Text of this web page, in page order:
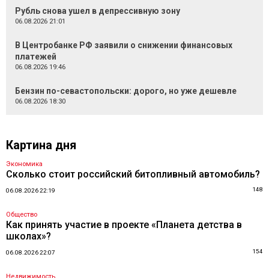
Рубль снова ушел в депрессивную зону
06.08.2026 21:01
В Центробанке РФ заявили о снижении финансовых
платежей
06.08.2026 19:46
Бензин по-севастопольски: дорого, но уже дешевле
06.08.2026 18:30
Картина дня
Экономика
Сколько стоит российский битопливный автомобиль?
06.08.2026 22:19 148
Общество
Как принять участие в проекте «Планета детства в
школах»?
06.08.2026 22:07 154